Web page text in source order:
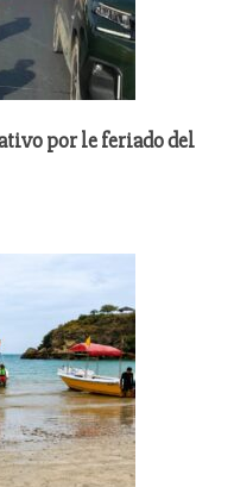
por le feriado del